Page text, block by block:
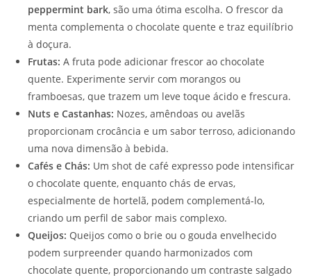
peppermint bark, são uma ótima escolha. O frescor da
menta complementa o chocolate quente e traz equilíbrio
à doçura.
Frutas: A fruta pode adicionar frescor ao chocolate
quente. Experimente servir com morangos ou
framboesas, que trazem um leve toque ácido e frescura.
Nuts e Castanhas: Nozes, amêndoas ou avelãs
proporcionam crocância e um sabor terroso, adicionando
uma nova dimensão à bebida.
Cafés e Chás: Um shot de café expresso pode intensificar
o chocolate quente, enquanto chás de ervas,
especialmente de hortelã, podem complementá-lo,
criando um perfil de sabor mais complexo.
Queijos: Queijos como o brie ou o gouda envelhecido
podem surpreender quando harmonizados com
chocolate quente, proporcionando um contraste salgado